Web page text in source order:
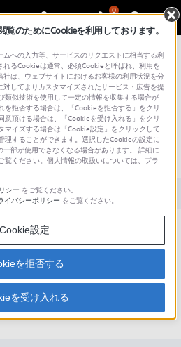
0
問い合わせ
更新日 : 2025/03/11
リー) の寿命を教え
対象製品カテゴリー・製品
この数値は充電池としての性能が確保される回
りますが500回以上使えます。
あくまで目安としてお考えください。
のためにCookieを利用しております。
への入力等、サービスのリクエストに相当する利
るCookieは通常、必須Cookieと呼ばれ、利用を
は、ウェブサイトにおけるお客様の利用状況を分
してよりカスタマイズされたサービス・広告を提
類似技術を使用して一定の情報を収集する場合が
拒否する場合は、「Cookieを拒否する」をクリ
意頂ける場合は、「Cookieを受け入れる」をクリ
マイズする場合は「Cookie設定」をクリックして
理することができます。選択したCookieの設定に
部が使用できなくなる場合があります。 詳細に
ください。個人情報の取扱いについては、プラ
シー をご覧ください。
イバシーポリシー をご覧ください。
Cookie設定
を拒否する
を受け入れる